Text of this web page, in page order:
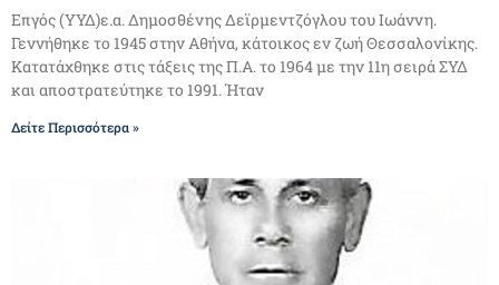
Επγός (ΥΥΔ)ε.α. Δημοσθένης Δεϊρμεντζόγλου του Ιωάννη.
Γεννήθηκε το 1945 στην Αθήνα, κάτοικος εν ζωή Θεσσαλονίκης.
Κατατάχθηκε στις τάξεις της Π.Α. το 1964 με την 11η σειρά ΣΥΔ
και αποστρατεύτηκε το 1991. Ήταν
Δείτε Περισσότερα »